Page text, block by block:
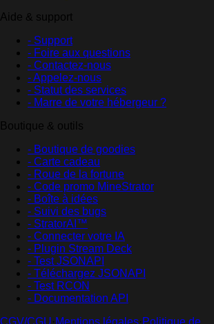
Aide & support
- Support
- Foire aux questions
- Contactez-nous
- Appelez-nous
- Statut des services
- Marre de votre hébergeur ?
Boutique & outils
- Boutique de goodies
- Carte cadeau
- Roue de la fortune
- Code promo MineStrator
- Boîte à idées
- Suivi des bugs
- StratorAI™
- Connecter votre IA
- Plugin Stream Deck
- Test JSONAPI
- Téléchargez JSONAPI
- Test RCON
- Documentation API
CGV/CGU· Mentions légales· Politique de